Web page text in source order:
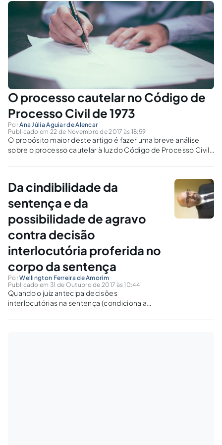
O processo cautelar no Código de
Processo Civil de 1973
PorAna Júlia Aguiar de Alencar
Publicado em 22 de Novembro de 2017 às 18:59
O propósito maior deste artigo é fazer uma breve análise
sobre o processo cautelar à luz do Código de Processo Civil
Da cindibilidade da
sentença e da
possibilidade de agravo
contra decisão
interlocutória proferida no
corpo da sentença
PorWellington Ferreira de Amorim
Publicado em 31 de Outubro de 2017 às 10:44
Quando o juiz antecipa decisões
interlocutórias na sentença (condiciona a
trânsito em julgado, declara os efeitos em que